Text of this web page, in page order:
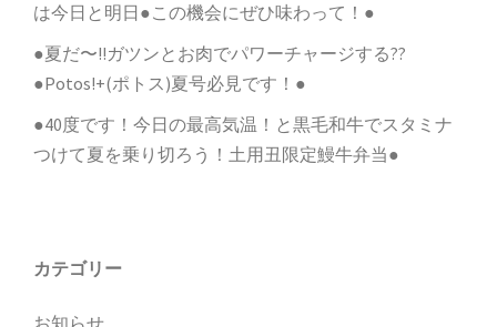
は今日と明日●この機会にぜひ味わって！●
●夏だ〜!!ガツンとお肉でパワーチャージする??
●Potos!+(ポトス)夏号必見です！●
●40度です！今日の最高気温！と黒毛和牛でスタミナ
つけて夏を乗り切ろう！土用丑限定鰻牛弁当●
カテゴリー